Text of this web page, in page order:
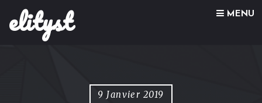
elityst MENU
Skip to content
9 Janvier 2019